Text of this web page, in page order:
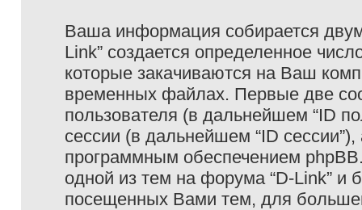
Ваша информация собирается
Link” создается определенное
которые закачиваются на Ваш
временных файлах. Первые две
пользователя (в дальнейшем “ID
сессии (в дальнейшем “ID
программным обеспечением
одной из тем на форума “D-Link” и
посещенных Вами тем, для